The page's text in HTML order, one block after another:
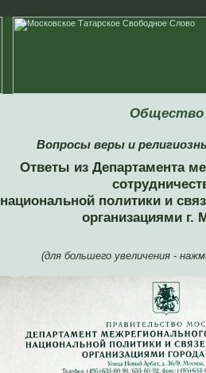
Общество
Вопросы веры и
Ответы из Департамента
национальной политики и
организациями г.
(для большего увеличения -